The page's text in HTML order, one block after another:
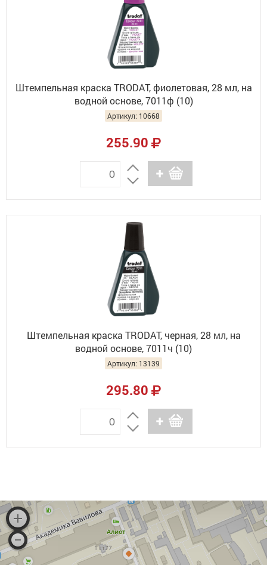
Штемпельная краска TRODAT, фиолетовая, 28 мл, на
водной основе, 7011ф (10)
Артикул: 10668
255.90
Штемпельная краска TRODAT, черная, 28 мл, на
водной основе, 7011ч (10)
Артикул: 13139
295.80